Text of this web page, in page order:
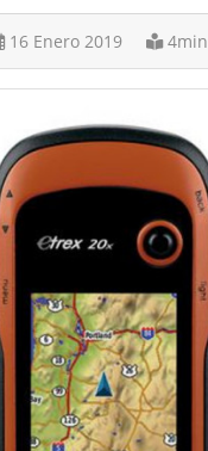
16 Enero 2019 4min